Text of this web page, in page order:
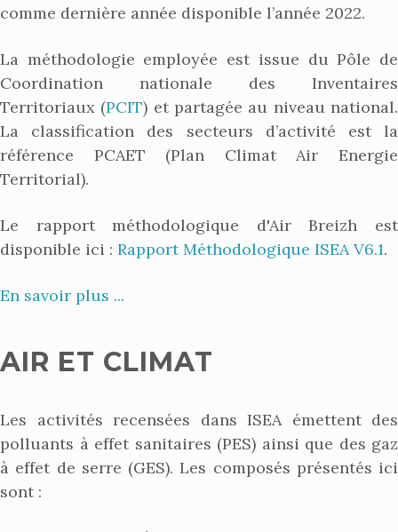
comme dernière année disponible l’année 2022.
La méthodologie employée est issue du Pôle de
Coordination nationale des Inventaires
Territoriaux (PCIT) et partagée au niveau national.
La classification des secteurs d’activité est la
référence PCAET (Plan Climat Air Energie
Territorial).
Le rapport méthodologique d'Air Breizh est
disponible ici : Rapport Méthodologique ISEA V6.1.
En savoir plus ...
AIR ET CLIMAT
Les activités recensées dans ISEA émettent des
polluants à effet sanitaires (PES) ainsi que des gaz
à effet de serre (GES). Les composés présentés ici
sont :